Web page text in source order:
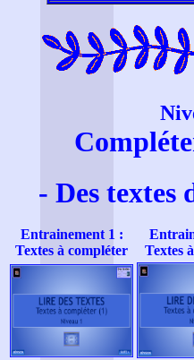
- Des textes
Entrainement 1 :
Textes à compléter
Textes